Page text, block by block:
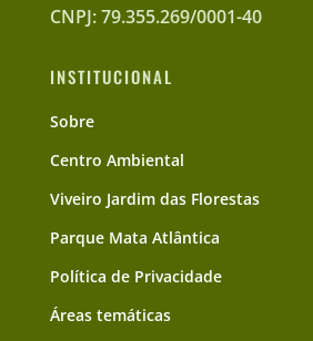
CNPJ: 79.355.269/0001-40
INSTITUCIONAL
Sobre
Centro Ambiental
Viveiro Jardim das Florestas
Parque Mata Atlântica
Política de Privacidade
Áreas temáticas